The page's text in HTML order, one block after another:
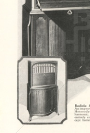
Bertelsmann